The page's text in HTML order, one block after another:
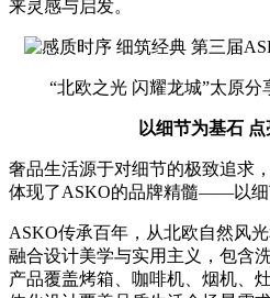
来灵感与启发。
“北欧之光 闪耀龙城”太原
以细节为基石
奢品生活源于对细节的极致追求
体现了ASKO的品牌精髓——以细
ASKO传承百年，从北欧自然风
融合设计美学与实用主义，包含
产品覆盖烤箱、咖啡机、烟机、